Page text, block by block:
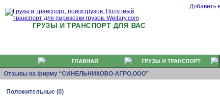
ГРУЗЫ И ТРАНСПОРТ ДЛЯ ВАС
Добавить
ГЛАВНАЯ ГРУЗЫ И ТРАНСПОРТ
Отзывы на фирму “СИНЕЛЬНИКОВО-АГРО,ООО”
Положительные (0)